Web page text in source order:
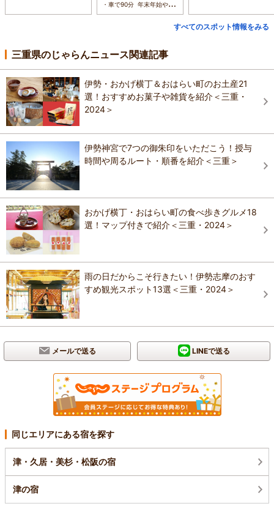
・車で90分 年末年始やお
盆時等は渋滞するので2～3
時間は見ておいた方が！！すべてのスポット情報をみる
三重県のじゃらんニュース関連記事
伊勢・おかげ横丁＆おはらい町のお土産21
選！おすすめお菓子や雑貨を紹介＜三重・
2024＞
伊勢神宮で7つの御朱印をいただこう！授与
時間や周るルート・順番を紹介＜三重＞
おかげ横丁・おはらい町の食べ歩きグルメ18
選！マップ付きで紹介＜三重・2024＞
雨の日だからこそ行きたい！伊勢志摩のおす
すめ観光スポット13選＜三重・2024＞
メールで送る LINEで送る
同じエリアにある宿を探す
津・久居・美杉・松阪の宿
津の宿